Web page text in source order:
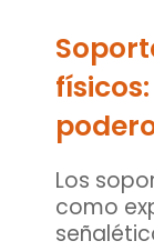
Los
como